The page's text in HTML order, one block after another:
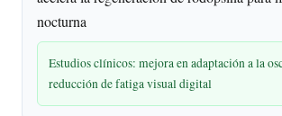
nocturna
Estudios clínicos: mejora en adaptación a la
reducción de fatiga visual digital